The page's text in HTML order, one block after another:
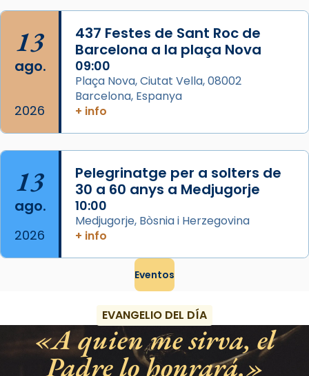
Mataró en reivindicarà les relíq
View on Facebook · Share
13
ago.
2026
437 Festes de Sant Roc de
Barcelona a la plaça Nova
09:00
Plaça Nova, Ciutat Vella, 08002
Barcelona, Espanya
+ info
13
ago.
2026
Pelegrinatge per a solters de
30 a 60 anys a Medjugorje
10:00
Medjugorje, Bòsnia i Herzegovina
+ info
Eventos
EVANGELIO DEL DÍA
A quien me sirva, el
Padre lo honrará.